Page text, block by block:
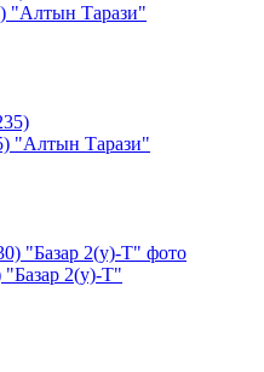
"Алтын Тарази"
"Алтын Тарази"
2(у)-Т"